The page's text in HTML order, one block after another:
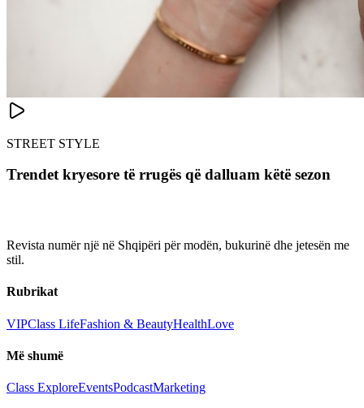
STREET STYLE
Trendet kryesore të rrugës që dalluam këtë sezon
Revista numër një në Shqipëri për modën, bukurinë dhe jetesën me
stil.
Rubrikat
VIPClass LifeFashion & BeautyHealthLove
Më shumë
Class ExploreEventsPodcastMarketing